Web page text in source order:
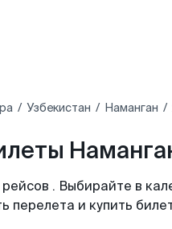
Узбекистан Наманган
. Выбирайте в
перелета и купить